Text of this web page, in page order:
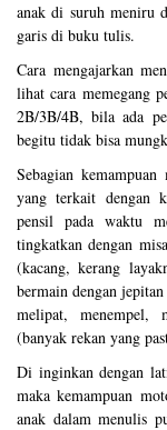
anak di suruh meniru
garis di buku tulis.
Cara mengajarkan
lihat cara memegang
2B/3B/4B, bila ada
begitu tidak bisa
Sebagian
yang terkait dengan
pensil pada waktu
tingkatkan dengan
(kacang, kerang
bermain dengan
melipat, menempel,
(banyak rekan yang
Di inginkan dengan
maka kemampuan
anak dalam menulis